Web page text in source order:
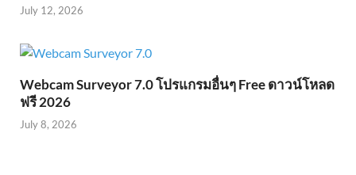
July 12, 2026
Webcam Surveyor 7.0 โปรแกรมอื่นๆ Free ดาวน์โหลด
ฟรี 2026
July 8, 2026